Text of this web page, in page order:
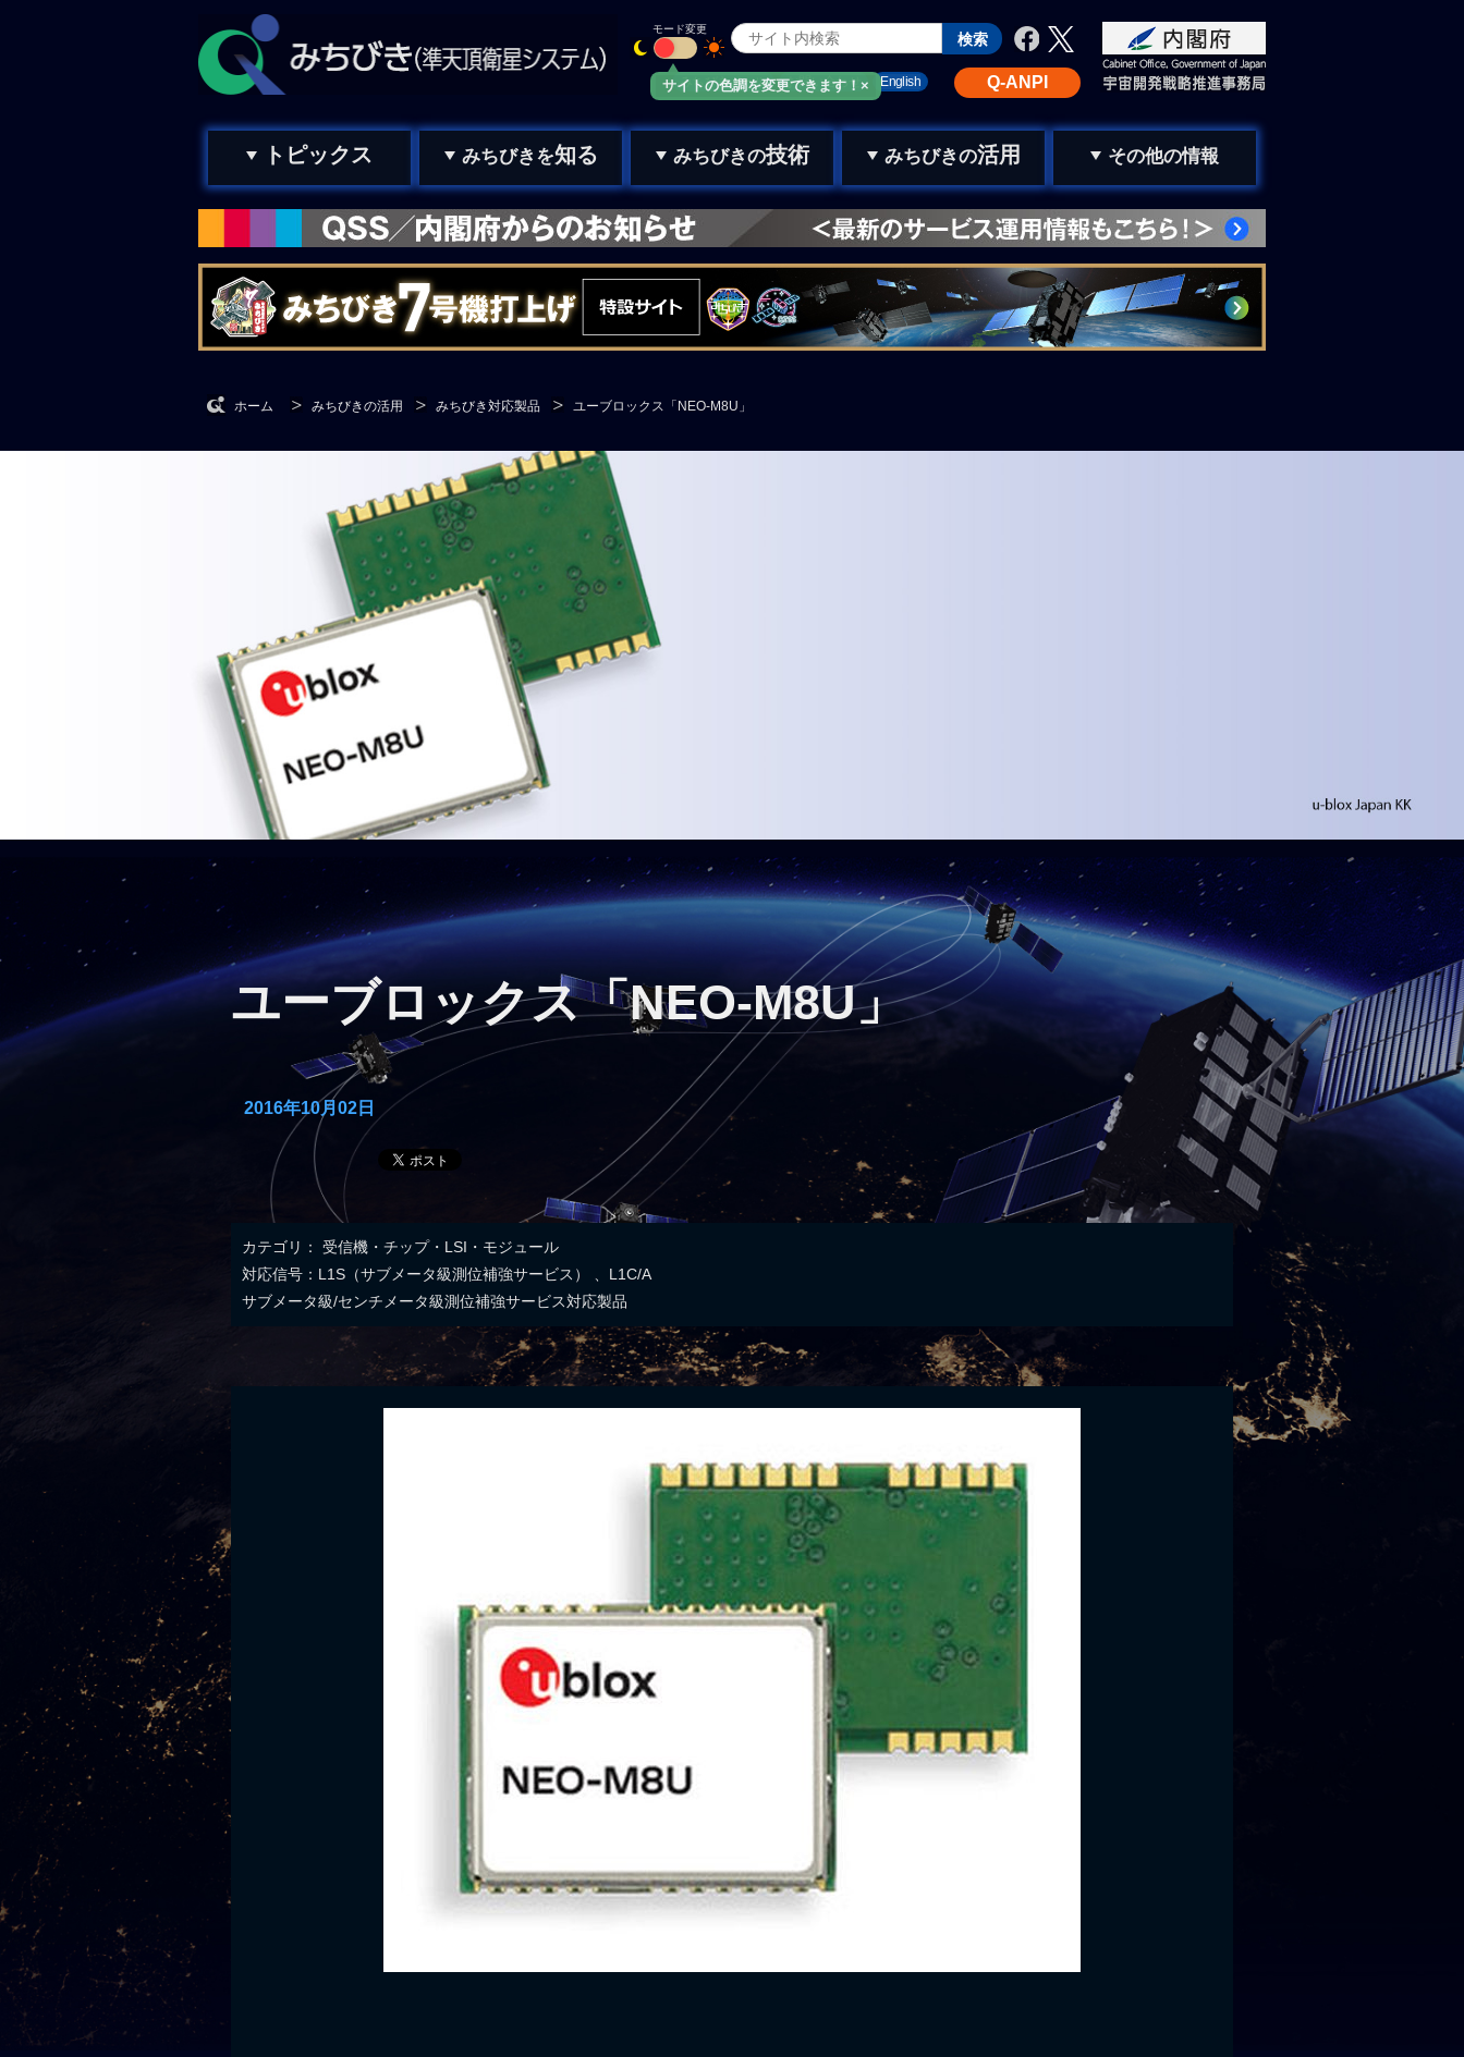
サイトの色調を変更できます！×
モード変更
Q-ANPI
English
お問い合わせ
みちびきメール
トピックス みちびきを知る みちびきの技術 みちびきの活用 その他の情報
ホーム みちびきの活用 みちびき対応製品 ユーブロックス「NEO-M8U」
ユーブロックス「NEO-M8U」
2016年10月02日
カテゴリ： 受信機・チップ・LSI・モジュール
対応信号：L1S（サブメータ級測位補強サービス） 、L1C/A
サブメータ級/センチメータ級測位補強サービス対応製品